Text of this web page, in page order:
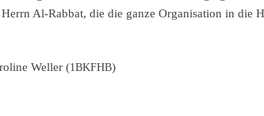
Al-Rabbat, die die ganze Organi­sa­ti­on in die
Weller (1BKFHB)